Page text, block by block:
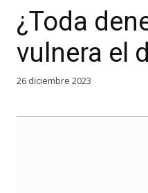
¿Toda
vulnera el
26 diciembre 2023